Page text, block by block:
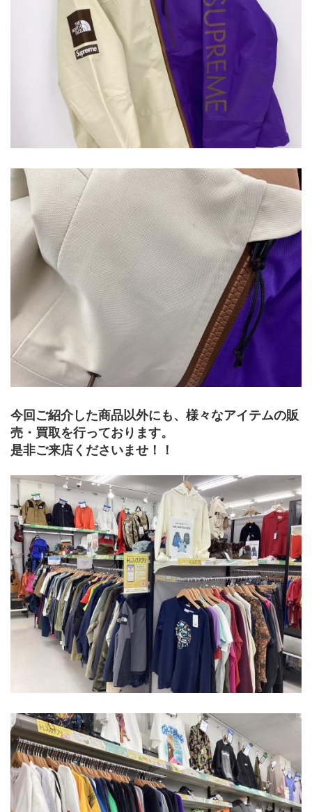
今回ご紹介した商品以外にも、様々なアイテムの販
売・買取を行っております。
是非ご来店くださいませ！！